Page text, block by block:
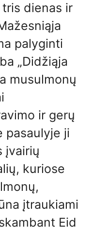
dienas ir
palyginti
„Didžiąja
musulmonų
ir gerų
pasaulyje ji
įvairių
kuriose
įtraukiami
Eid